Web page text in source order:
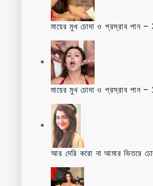
মায়ের মুখ চোদা ও প্রস্রাব পান –
মায়ের মুখ চোদা ও প্রস্রাব পান –
আর দেরি করো না আমার ভিতরে